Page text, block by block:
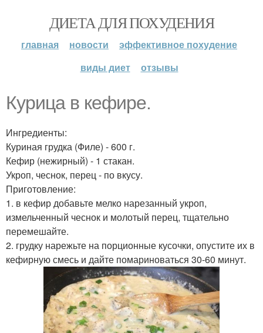
ДИЕТА ДЛЯ ПОХУДЕНИЯ
главная новости
эффективное похудение
виды диет
отзывы
Курица в кефире.
Ингредиенты:
Куриная грудка (Филе) - 600 г.
Кефир (нежирный) - 1 стакан.
Укроп, чеснок, перец - по вкусу.
Приготовление:
1. в кефир добавьте мелко нарезанный укроп,
измельченный чеснок и молотый перец, тщательно
перемешайте.
2. грудку нарежьте на порционные кусочки, опустите их в
кефирную смесь и дайте помариноваться 30-60 минут.